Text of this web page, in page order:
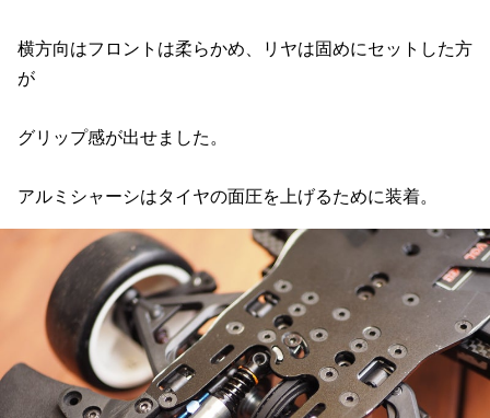
横方向はフロントは柔らかめ、リヤは固めにセットした方
が
グリップ感が出せました。
アルミシャーシはタイヤの面圧を上げるために装着。